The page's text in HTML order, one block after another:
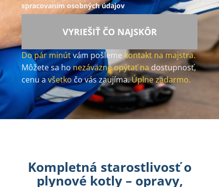
spracovaním osobných údajov
VYRIEŠIŤ ČO NAJSKÔR
Do pár minútvám pošleme kontakt na majstra.
Môžete sa honezáväzne opýtať na dostupnosť,
cenu avšetkočo vás zaujíma.Úplne zadarmo.
Kompletná starostlivosť o
plynové kotly – opravy,